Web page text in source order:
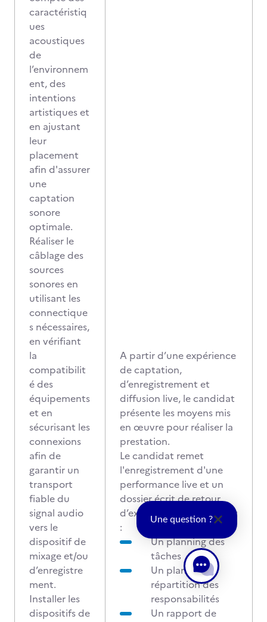
caractéristiq
ues
acoustiques
de
l’environnem
ent, des
intentions
artistiques et
en ajustant
leur
placement
afin d'assurer
une
captation
sonore
optimale.
Réaliser le
câblage des
sources
sonores en
utilisant les
connectique
s nécessaires,
en vérifiant
la
compatibilit
é des
équipements
et en
sécurisant les
connexions
afin de
garantir un
transport
fiable du
signal audio
vers le
dispositif de
mixage et/ou
d’enregistre
ment.
Installer les
dispositifs de
A partir d’une expérience
de captation,
d’enregistrement et
diffusion live, le candidat
présente les moyens mis
en œuvre pour réaliser la
prestation.
Le candidat remet
l'enregistrement d'une
performance live et un
dossier écrit de retour
d’expérience comprenant
:
Un planning des
tâches
Un plan de
répartition des
responsabilités
Un rapport de
Une question ?